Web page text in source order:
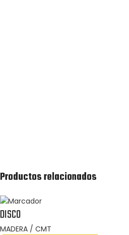
Productos relacionados
DISCO
MADERA / CMT